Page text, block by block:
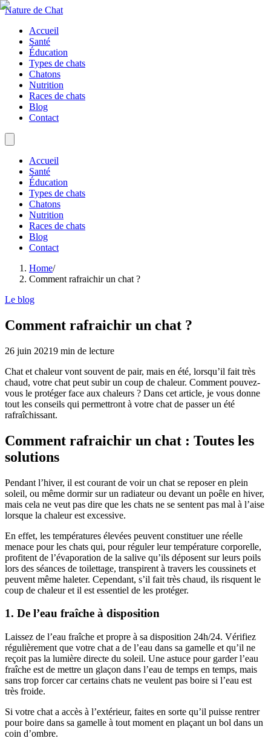
Nature de Chat
Accueil
Santé
Éducation
Types de chats
Chatons
Nutrition
Races de chats
Blog
Contact
Accueil
Santé
Éducation
Types de chats
Chatons
Nutrition
Races de chats
Blog
Contact
Home/
Comment rafraichir un chat ?
Le blog
Comment rafraichir un chat ?
26 juin 20219 min de lecture
Chat et chaleur vont souvent de pair, mais en été, lorsqu’il fait très
chaud, votre chat peut subir un coup de chaleur. Comment pouvez-
vous le protéger face aux chaleurs ? Dans cet article, je vous donne
tout les conseils qui permettront à votre chat de passer un été
rafraîchissant.
Comment rafraichir un chat : Toutes les
solutions
Pendant l’hiver, il est courant de voir un chat se reposer en plein
soleil, ou même dormir sur un radiateur ou devant un poêle en hiver,
mais cela ne veut pas dire que les chats ne se sentent pas mal à l’aise
lorsque la chaleur est excessive.
En effet, les températures élevées peuvent constituer une réelle
menace pour les chats qui, pour réguler leur température corporelle,
profitent de l’évaporation de la salive qu’ils déposent sur leurs poils
lors des séances de toilettage, transpirent à travers les coussinets et
peuvent même haleter. Cependant, s’il fait très chaud, ils risquent le
coup de chaleur et il est essentiel de les protéger.
1. De l’eau fraîche à disposition
Laissez de l’eau fraîche et propre à sa disposition 24h/24. Vérifiez
régulièrement que votre chat a de l’eau dans sa gamelle et qu’il ne
reçoit pas la lumière directe du soleil. Une astuce pour garder l’eau
fraîche est de mettre un glaçon dans l’eau de temps en temps, mais
sans trop forcer car certains chats ne veulent pas boire si l’eau est
très froide.
Si votre chat a accès à l’extérieur, faites en sorte qu’il puisse rentrer
pour boire dans sa gamelle à tout moment en plaçant un bol dans un
coin d’ombre.